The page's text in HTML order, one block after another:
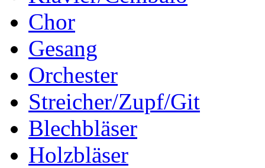
Chor
Gesang
Orchester
Streicher/Zupf/Git
Blechbläser
Holzbläser